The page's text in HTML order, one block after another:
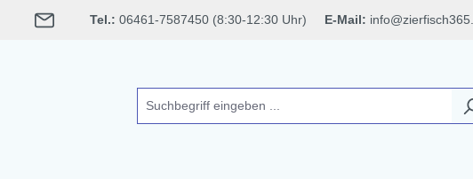
Tel.: 06461-7587450 (8:30-12:30 Uhr) E-Mail: